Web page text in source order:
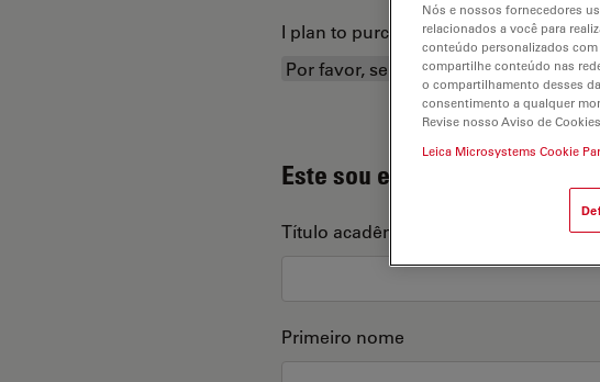
I plan to purchase...
Este sou eu
Título acadêmico
Primeiro nome
Nós e nossos fornecedores
relacionados a você para
conteúdo personalizados
compartilhe conteúdo nas
o compartilhamento desses
consentimento a qualquer
Revise nosso Aviso de
Leica Microsystems Cookie